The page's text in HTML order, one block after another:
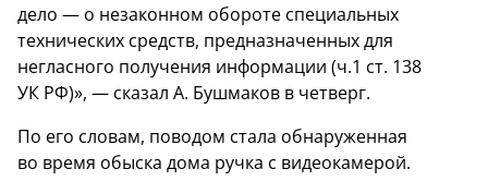
дело — о незаконном обороте специальных
технических средств, предназначенных для
негласного получения информации (ч.1 ст. 138
УК РФ)», — сказал А. Бушмаков в четверг.
По его словам, поводом стала обнаруженная
во время обыска дома ручка с видеокамерой.